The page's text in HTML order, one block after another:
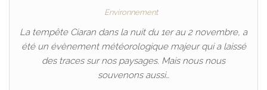
Environnement
La tempête Ciaran dans la nuit du 1er au 2 novembre, a
été un évènement météorologique majeur qui a laissé
des traces sur nos paysages. Mais nous nous
souvenons aussi…